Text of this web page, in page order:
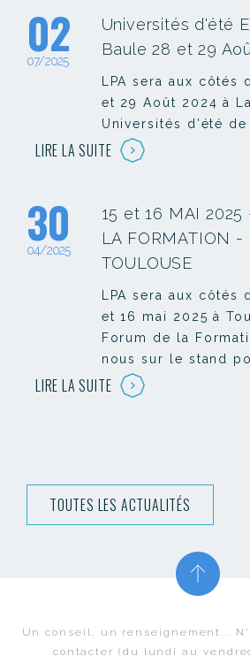
02
07/2025
Universités d'été
Baule 28 et 29
LPA sera aux côtés
et 29 Août 2024 à
Universités d'été de
LIRE LA SUITE
30
04/2025
15 et 16 MAI 2025
LA FORMATION -
TOULOUSE
LPA sera aux côtés
et 16 mai 2025 à
Forum de la
nous sur le stand
LIRE LA SUITE
TOUTES LES ACTUALITÉS
Un conseil, un renseignement...
contacter (du lundi au